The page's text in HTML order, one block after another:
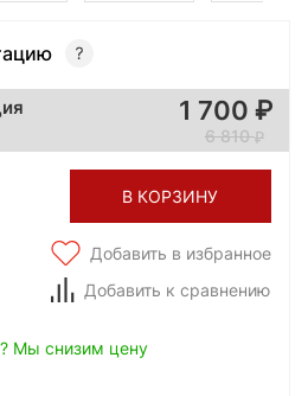
1 700
6 810
В КОРЗИНУ
Добавить в избранное
Добавить к сравнению
Мы снизим цену